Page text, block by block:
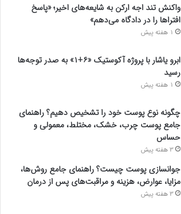
واکنش تند اجه ارکن به شایعه‌های اخیر؛ «پاسخ
افتراها را در دادگاه می‌دهم»
1 هفته پیش
ابرو یاشار با پروژه آکوستیک «۶+۱» به صدر توجه‌ها
رسید
1 هفته پیش
چگونه نوع پوست خود را تشخیص دهیم؟ راهنمای
جامع پوست چرب، خشک، مختلط، معمولی و
حساس
3 هفته پیش
جوانسازی پوست چیست؟ راهنمای جامع روش‌ها،
مزایا، عوارض، هزینه و مراقبت‌های پس از درمان
3 هفته پیش